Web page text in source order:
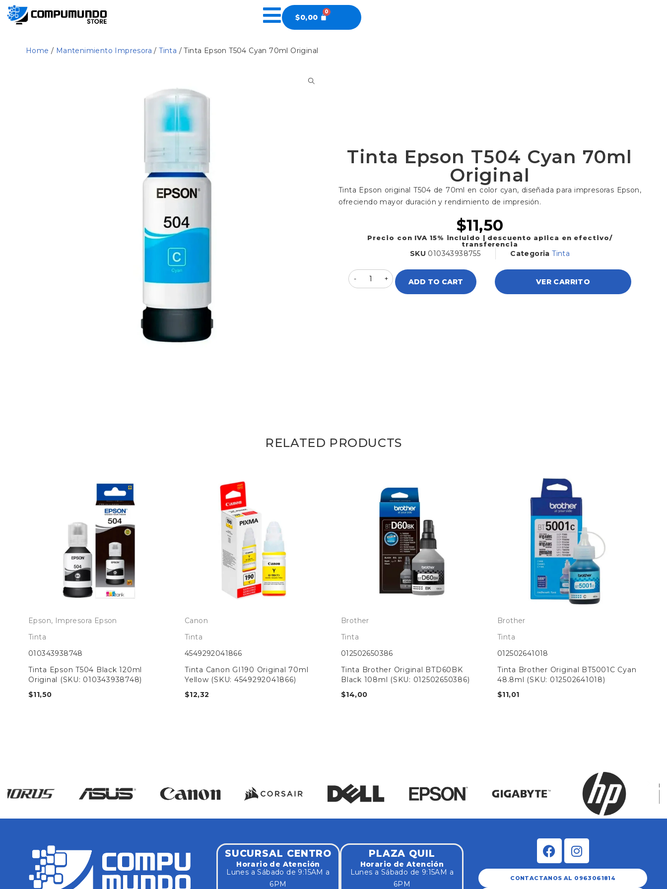
$0,00
Home / Mantenimiento Impresora /Tinta / Tinta Epson T504 Cyan 70ml Original
Tinta Epson T504 Cyan 70ml
Original
Tinta Epson original T504 de 70ml en color cyan, diseñada para impresoras Epson,
ofreciendo mayor duración y rendimiento de impresión.
$11,50
Precio con IVA 15% incluido | descuento aplica en efectivo/
transferencia
SKU 010343938755 Categoria Tinta
ADD TO CART VER CARRITO
RELATED PRODUCTS
Epson,
Impresora Epson
Tinta
010343938748
Tinta Epson T504 Black 120ml
Original (SKU: 010343938748)
$11,50
Canon
Tinta
4549292041866
Tinta Canon GI190 Original 70ml
Yellow (SKU: 4549292041866)
$12,32
Brother
Tinta
012502650386
Tinta Brother Original BTD60BK
Black 108ml (SKU: 012502650386)
$14,00
Brother
Tinta
012502641018
Tinta Brother Original BT5001C Cyan
48.8ml (SKU: 012502641018)
$11,01
SUCURSAL CENTRO
Horario de Atención
Lunes a Sábado de 9:15AM a
6PM
PLAZA QUIL
Horario de Atención
Lunes a Sábado de 9:15AM a
6PM
CONTACTANOS AL 0963061814